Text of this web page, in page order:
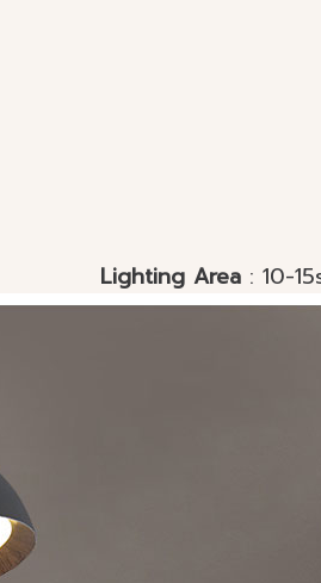
Lighting Area : 10-